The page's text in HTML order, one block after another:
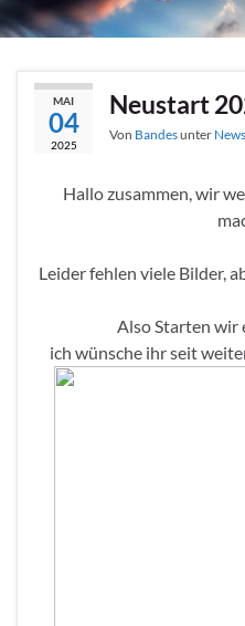
MAI
04
2025
Neustart
Von Bandesunter News
Hallo zusammen, wir
Leider fehlen viele Bilder,
Also Starten wir
ich wünsche ihr seit